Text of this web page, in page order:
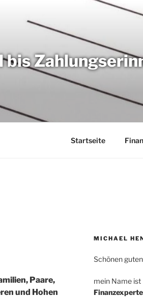
bis
Startseite
Paare,
und Hohen
MICHAEL
Schönen
mein Name ist
Finanzexperte